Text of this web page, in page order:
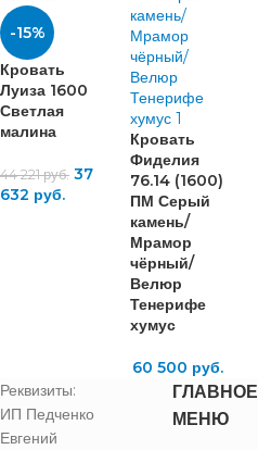
-15%
Кровать
Луиза 1600
Светлая
малина
44 221руб. 37
632 руб.
Кровать
Фиделия
76.14 (1600)
ПМ Серый
камень/
Мрамор
чёрный/
Велюр
Тенерифе
хумус
60 500 руб.
Реквизиты:
ИП Педченко
Евгений
ГЛАВНОЕ
МЕНЮ